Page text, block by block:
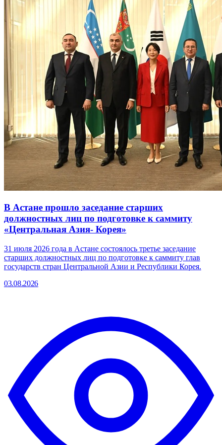
В Астане прошло заседание старших
должностных лиц по подготовке к саммиту
«Центральная Азия- Корея»
31 июля 2026 года в Астане состоялось третье заседание
старших должностных лиц по подготовке к саммиту глав
государств стран Центральной Азии и Республики Корея.
03.08.2026